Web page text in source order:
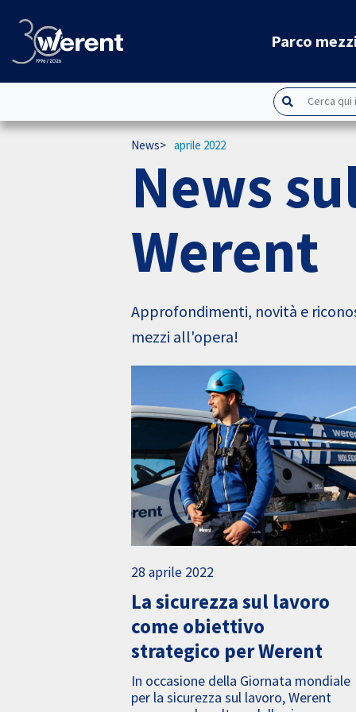
Parco mezzi
News aprile 2022
News
Werent
Approfondimenti, novità e
mezzi all'opera!
28 aprile 2022
La sicurezza sul lavoro
come obiettivo
strategico per Werent
In occasione della Giornata mondiale
per la sicurezza sul lavoro, Werent